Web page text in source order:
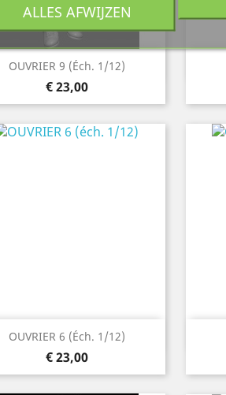
OUVRIER 9 (éch. 1/12)
Prijs
€ 23,00
Snel bekijken
OUVRIER 6 (éch. 1/12)
Prijs
€ 23,00
Snel bekijken
ALLES AFWIJZEN